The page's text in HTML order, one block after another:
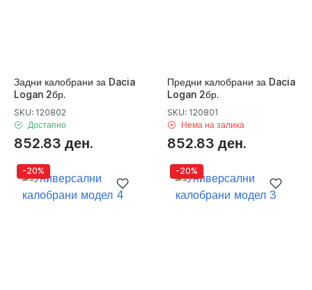
Задни калобрани за Dacia
Logan 2бр.
SKU: 120802
Достапно
852.83 ден.
Предни калобрани за Dacia
Logan 2бр.
SKU: 120801
Нема на залиха
852.83 ден.
-20% -20%